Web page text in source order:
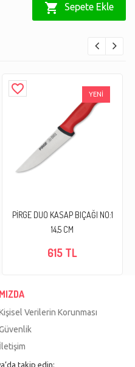
shopping_cart Sepete Ekle
favorite_border YENİ
PİRGE DUO KASAP BIÇAĞI NO:1
14,5 CM
615 TL
Verilerin Korunması
İletişim
takip edin: